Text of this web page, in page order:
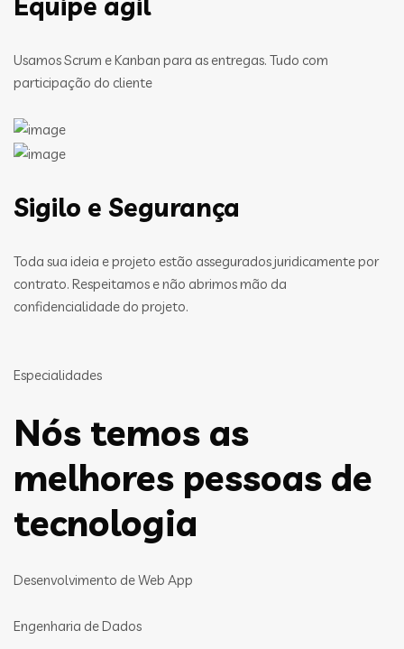
Usamos Scrum e Kanban para as entregas. Tudo com
participação do cliente
Sigilo e Segurança
Toda sua ideia e projeto estão assegurados juridicamente por
contrato. Respeitamos e não abrimos mão da
confidencialidade do projeto.
Especialidades
Nós temos as
melhores pessoas de
tecnologia
Desenvolvimento de Web App
Engenharia de Dados